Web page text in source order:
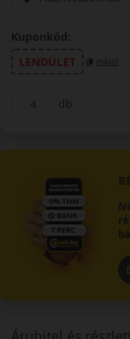
Kuponkód:
LENDÜLET
másol
db